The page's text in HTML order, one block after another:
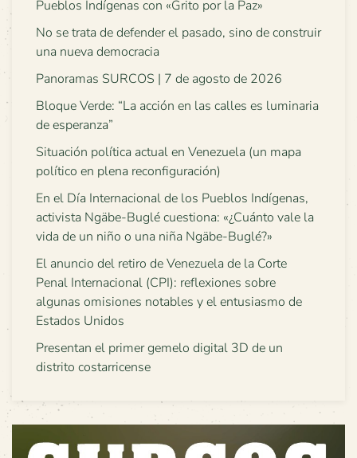
Pueblos Indígenas con «Grito por la Paz»
No se trata de defender el pasado, sino de construir
una nueva democracia
Panoramas SURCOS | 7 de agosto de 2026
Bloque Verde: “La acción en las calles es luminaria
de esperanza”
Situación política actual en Venezuela (un mapa
político en plena reconfiguración)
En el Día Internacional de los Pueblos Indígenas,
activista Ngäbe-Buglé cuestiona: «¿Cuánto vale la
vida de un niño o una niña Ngäbe-Buglé?»
El anuncio del retiro de Venezuela de la Corte
Penal Internacional (CPI): reflexiones sobre
algunas omisiones notables y el entusiasmo de
Estados Unidos
Presentan el primer gemelo digital 3D de un
distrito costarricense